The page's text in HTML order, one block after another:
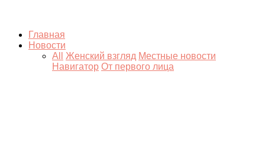
Главная
Новости
All
Женский взгляд Местные новости
Навигатор От первого лица